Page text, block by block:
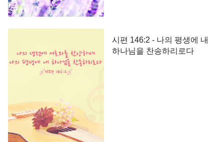
시편 146:2 - 나의 평생에 내
하나님을 찬송하리로다